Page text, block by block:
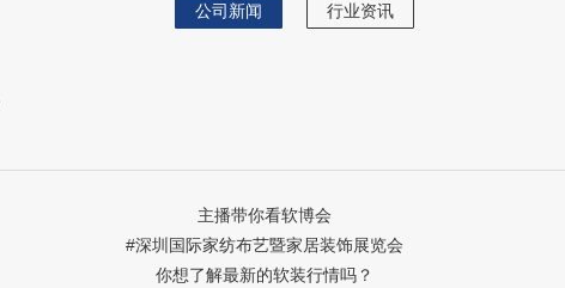
公司新闻 行业资讯
主播带你看软博会
#深圳国际家纺布艺暨家居装饰展览会
你想了解最新的软装行情吗？